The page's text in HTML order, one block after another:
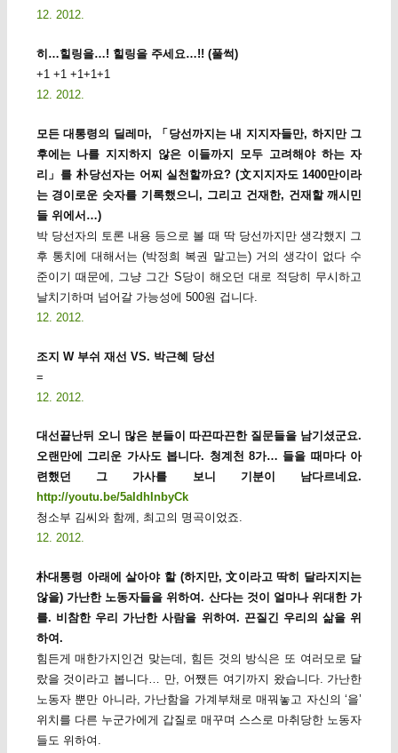
12. 2012.
히…힐링을…! 힐링을 주세요…!! (풀썩)
+1 +1 +1+1+1
12. 2012.
모든 대통령의 딜레마, 「당선까지는 내 지지자들만, 하지만 그
후에는 나를 지지하지 않은 이들까지 모두 고려해야 하는 자
리」를 朴당선자는 어찌 실천할까요? (文지지자도 1400만이라
는 경이로운 숫자를 기록했으니, 그리고 건재한, 건재할 깨시민
들 위에서…)
박 당선자의 토론 내용 등으로 볼 때 딱 당선까지만 생각했지 그
후 통치에 대해서는 (박정희 복권 말고는) 거의 생각이 없다 수
준이기 때문에, 그냥 그간 S당이 해오던 대로 적당히 무시하고
날치기하며 넘어갈 가능성에 500원 겁니다.
12. 2012.
조지 W 부쉬 재선 VS. 박근혜 당선
=
12. 2012.
대선끝난뒤 오니 많은 분들이 따끈따끈한 질문들을 남기셨군요.
오랜만에 그리운 가사도 봅니다. 청계천 8가… 들을 때마다 아
련했던 그 가사를 보니 기분이 남다르네요.
http://youtu.be/5aIdhInbyCk
청소부 김씨와 함께, 최고의 명곡이었죠.
12. 2012.
朴대통령 아래에 살아야 할 (하지만, 文이라고 딱히 달라지지는
않을) 가난한 노동자들을 위하여. 산다는 것이 얼마나 위대한 가
를. 비참한 우리 가난한 사람을 위하여. 끈질긴 우리의 삶을 위
하여.
힘든게 매한가지인건 맞는데, 힘든 것의 방식은 또 여러모로 달
랐을 것이라고 봅니다… 만, 어쨌든 여기까지 왔습니다. 가난한
노동자 뿐만 아니라, 가난함을 가계부채로 매꿔놓고 자신의 ‘을’
위치를 다른 누군가에게 갑질로 매꾸며 스스로 마취당한 노동자
들도 위하여.